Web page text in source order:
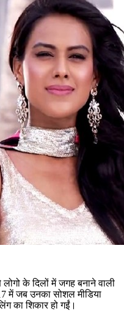
के दिलों में जगह बनाने वाली
में जब उनका सोशल मीडिया
का शिकार हो गईं।